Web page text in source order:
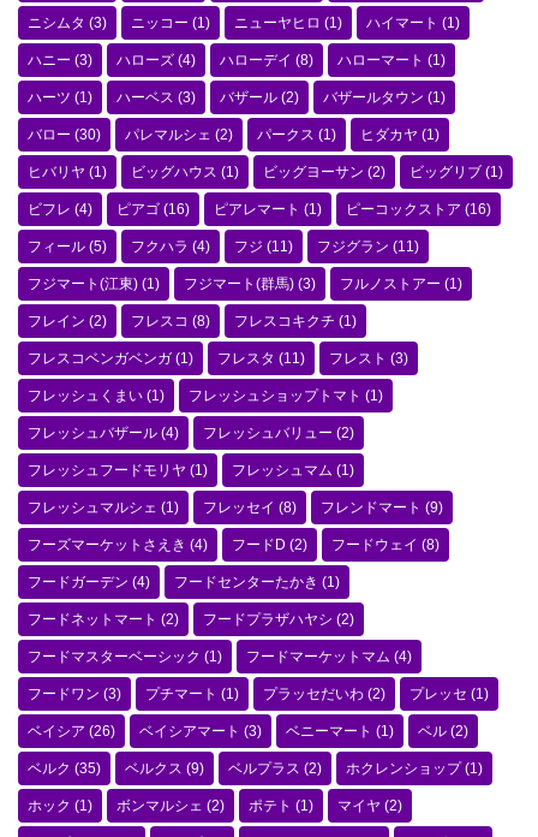
ニシムタ (3) ニッコー (1) ニューヤヒロ (1) ハイマート (1)
ハニー (3) ハローズ (4) ハローデイ (8) ハローマート (1)
ハーツ (1) ハーベス (3) バザール (2) バザールタウン (1)
バロー (30) パレマルシェ (2) パークス (1) ヒダカヤ (1)
ヒバリヤ (1) ビッグハウス (1) ビッグヨーサン (2) ビッグリブ (1)
ビフレ (4) ピアゴ (16) ピアレマート (1) ピーコックストア (16)
フィール (5) フクハラ (4) フジ (11) フジグラン (11)
フジマート(江東) (1) フジマート(群馬) (3) フルノストアー (1)
フレイン (2) フレスコ (8) フレスコキクチ (1)
フレスコベンガベンガ (1) フレスタ (11) フレスト (3)
フレッシュくまい (1) フレッシュショップトマト (1)
フレッシュバザール (4) フレッシュバリュー (2)
フレッシュフードモリヤ (1) フレッシュマム (1)
フレッシュマルシェ (1) フレッセイ (8) フレンドマート (9)
フーズマーケットさえき (4) フードD (2) フードウェイ (8)
フードガーデン (4) フードセンターたかき (1)
フードネットマート (2) フードプラザハヤシ (2)
フードマスターベーシック (1) フードマーケットマム (4)
フードワン (3) プチマート (1) プラッセだいわ (2) プレッセ (1)
ベイシア (26) ベイシアマート (3) ベニーマート (1) ベル (2)
ベルク (35) ベルクス (9) ベルプラス (2) ホクレンショップ(1)
ホック (1) ボンマルシェ (2) ポテト (1) マイヤ (2)